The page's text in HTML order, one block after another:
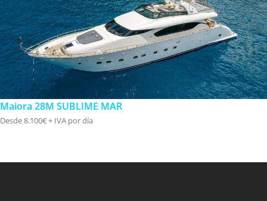
Maiora 28M SUBLIME MAR
Desde 8.100€ + IVA por día